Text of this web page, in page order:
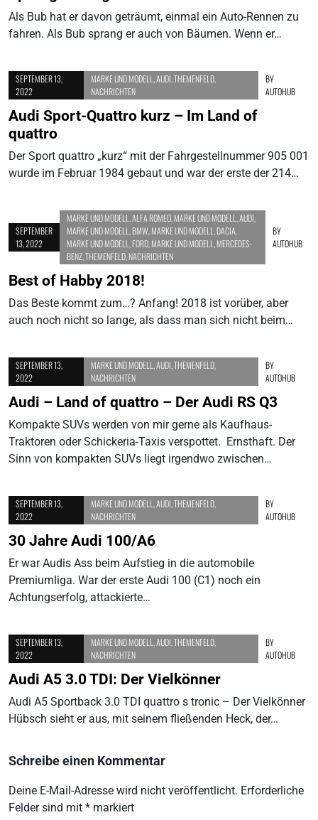
Als Bub hat er davon geträumt, einmal ein Auto-Rennen zu
fahren. Als Bub sprang er auch von Bäumen. Wenn er…
SEPTEMBER 13,
2022
MARKE UND MODELL ,AUDI ,THEMENFELD
NACHRICHTEN
BY
AUTOHUB
Audi Sport-Quattro kurz – Im Land of
quattro
Der Sport quattro „kurz“ mit der Fahrgestellnummer 905 001
wurde im Februar 1984 gebaut und war der erste der 214…
SEPTEMBER
13, 2022
MARKE UND MODELL ALFA ROMEO MARKE UND MODELL AUDI
MARKE UND MODELL BMW MARKE UND MODELL DACIA
MARKE UND MODELL FORD MARKE UND MODELL MERCEDES-
BENZ THEMENFELD NACHRICHTEN
BY
AUTOHUB
Best of Habby 2018!
Das Beste kommt zum…? Anfang! 2018 ist vorüber, aber
auch noch nicht so lange, als dass man sich nicht beim…
SEPTEMBER 13,
2022
MARKE UND MODELL ,AUDI ,THEMENFELD
NACHRICHTEN
BY
AUTOHUB
Audi – Land of quattro – Der Audi RS Q3
Kompakte SUVs werden von mir gerne als Kaufhaus-
Traktoren oder Schickeria-Taxis verspottet. Ernsthaft. Der
Sinn von kompakten SUVs liegt irgendwo zwischen…
SEPTEMBER 13,
2022
MARKE UND MODELL ,AUDI ,THEMENFELD
NACHRICHTEN
BY
AUTOHUB
30 Jahre Audi 100/A6
Er war Audis Ass beim Aufstieg in die automobile
Premiumliga. War der erste Audi 100 (C1) noch ein
Achtungserfolg, attackierte…
SEPTEMBER 13,
2022
MARKE UND MODELL ,AUDI ,THEMENFELD
NACHRICHTEN
BY
AUTOHUB
Audi A5 3.0 TDI: Der Vielkönner
Audi A5 Sportback 3.0 TDI quattro s tronic – Der Vielkönner
Hübsch sieht er aus, mit seinem fließenden Heck, der…
Schreibe einen Kommentar
Deine E-Mail-Adresse wird nicht veröffentlicht. Erforderliche
Felder sind mit * markiert